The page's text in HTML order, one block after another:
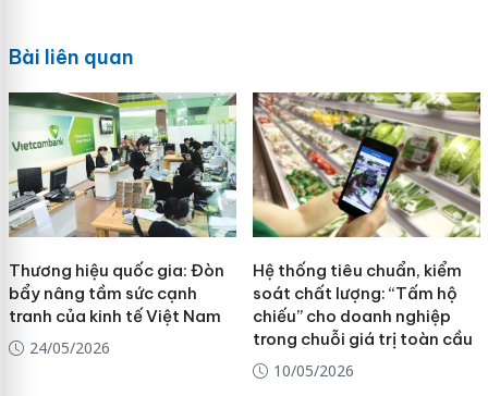
Bài liên quan
Thương hiệu quốc gia: Đòn
bẩy nâng tầm sức cạnh
tranh của kinh tế Việt Nam
24/05/2026
Hệ thống tiêu chuẩn, kiểm
soát chất lượng: “Tấm hộ
chiếu” cho doanh nghiệp
trong chuỗi giá trị toàn cầu
10/05/2026